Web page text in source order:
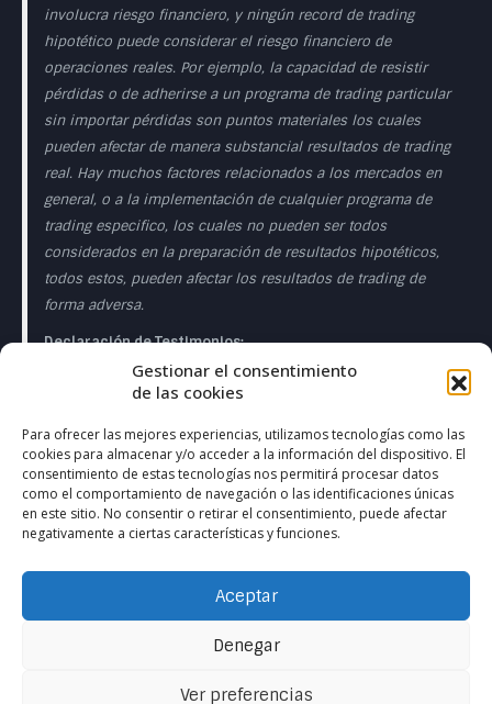
Gestionar el consentimiento
de las cookies
Para ofrecer las mejores experiencias, utilizamos tecnologías como las
cookies para almacenar y/o acceder a la información del dispositivo. El
consentimiento de estas tecnologías nos permitirá procesar datos
como el comportamiento de navegación o las identificaciones únicas
en este sitio. No consentir o retirar el consentimiento, puede afectar
negativamente a ciertas características y funciones.
Aceptar
Denegar
Ver preferencias
involucra riesgo financiero, y ningún record de trading
hipotético puede considerar el riesgo financiero de
operaciones reales. Por ejemplo, la capacidad de resistir
pérdidas o de adherirse a un programa de trading particular
sin importar pérdidas son puntos materiales los cuales
pueden afectar de manera substancial resultados de trading
real. Hay muchos factores relacionados a los mercados en
general, o a la implementación de cualquier programa de
trading especifico, los cuales no pueden ser todos
considerados en la preparación de resultados hipotéticos,
todos estos, pueden afectar los resultados de trading de
forma adversa.
Declaración de Testimonios:
Los testimonios que aparecen en esta página web pueden
garantía de rendimiento o éxito en el futuro.
Declaración de la Sala de Operaciones en Directo:
Esta presentación sólo tiene fines educativos y las
opiniones expresadas son las del presentador del
considerarse hipotéticas y no debe esperarse que se